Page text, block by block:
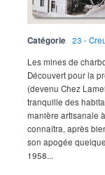
Catégorie
23 -
Les mines de
Découvert pour la
(devenu Chez
tranquille des
manière artisanale
connaîtra, après
son apogée
1958...